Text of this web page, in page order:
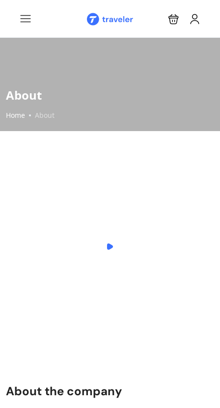
About
Home About
About the company